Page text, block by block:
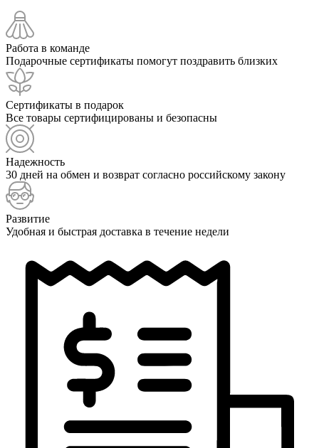
Работа в команде
Подарочные сертификаты помогут поздравить близких
Сертификаты в подарок
Все товары сертифицированы и безопасны
Надежность
30 дней на обмен и возврат согласно российскому закону
Развитие
Удобная и быстрая доставка в течение недели